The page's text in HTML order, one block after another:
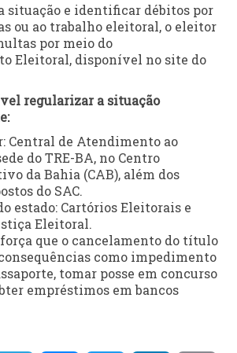
situação e identificar débitos por
ou ao trabalho eleitoral, o eleitor
por meio do
Eleitoral, disponível no site do
regularizar a situação
Central de Atendimento ao
do TRE-BA, no Centro
da Bahia (CAB), além dos
do SAC.
estado: Cartórios Eleitorais e
Eleitoral.
que o cancelamento do título
como impedimento
tomar posse em concurso
empréstimos em bancos